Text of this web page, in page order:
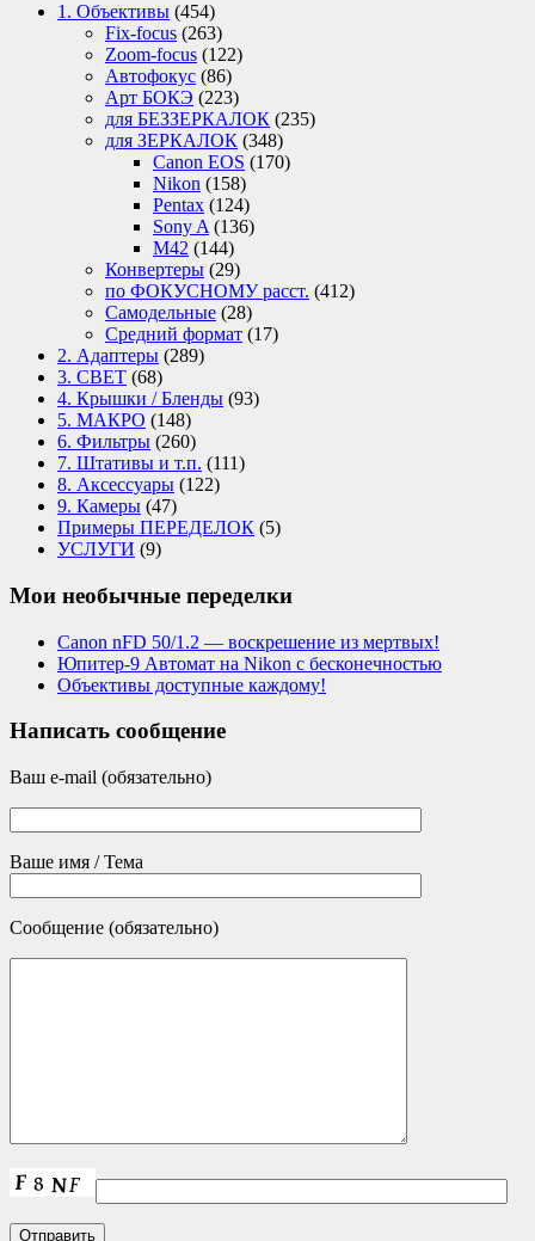
1. Объективы (454)
Fix-focus (263)
Zoom-focus (122)
Автофокус (86)
Арт БОКЭ (223)
для БЕЗЗЕРКАЛОК (235)
для ЗЕРКАЛОК (348)
Canon EOS (170)
Nikon (158)
Pentax (124)
Sony A (136)
М42 (144)
Конвертеры (29)
по ФОКУСНОМУ расст. (412)
Самодельные (28)
Средний формат (17)
2. Адаптеры (289)
3. СВЕТ (68)
4. Крышки / Бленды (93)
5. МАКРО (148)
6. Фильтры (260)
7. Штативы и т.п. (111)
8. Аксессуары (122)
9. Камеры (47)
Примеры ПЕРЕДЕЛОК (5)
УСЛУГИ (9)
Мои необычные переделки
Canon nFD 50/1.2 — воскрешение из мертвых!
Юпитер-9 Автомат на Nikon с бесконечностью
Объективы доступные каждому!
Написать сообщение
Ваш e-mail (обязательно)
Ваше имя / Тема
Сообщение (обязательно)